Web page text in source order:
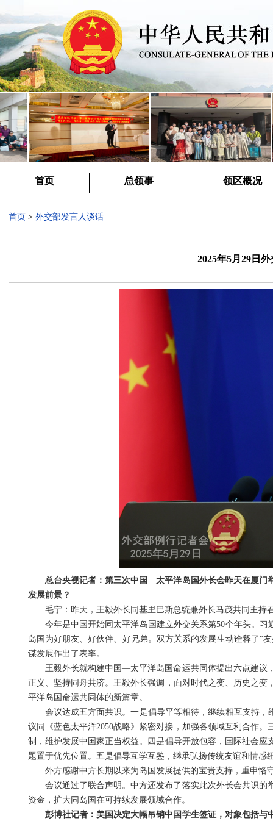
首页 总领事 领区概况
首页 > 外交部发言人谈话
2025年5月29日
总台央视记者：第三次中国—太平洋岛国外长会昨天在厦
发展前景？
毛宁：昨天，王毅外长同基里巴斯总统兼外长马茂共同主
今年是中国开始同太平洋岛国建立外交关系第50个年头。
岛国为好朋友、好伙伴、好兄弟。双方关系的发展生动诠释了“
谋发展作出了表率。
王毅外长就构建中国—太平洋岛国命运共同体提出六点建议
正义、坚持同舟共济。王毅外长强调，面对时代之变、历史之
平洋岛国命运共同体的新篇章。
会议达成五方面共识。一是倡导平等相待，继续相互支持
议同《蓝色太平洋2050战略》紧密对接，加强各领域互利合作
制，维护发展中国家正当权益。四是倡导开放包容，国际社会
题置于优先位置。五是倡导互学互鉴，继承弘扬传统友谊和情
外方感谢中方长期以来为岛国发展提供的宝贵支持，重申
会议通过了联合声明。中方还发布了落实此次外长会共识
资金，扩大同岛国在可持续发展领域合作。
彭博社记者：美国决定大幅吊销中国学生签证，对象包括